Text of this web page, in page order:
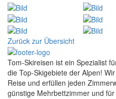
Zurück zur Übersicht
Tom-Skireisen ist ein Spezialist
die Top-Skigebiete der Alpen!
Reise und erfüllen jeden
günstige Mehrbettzimmer und